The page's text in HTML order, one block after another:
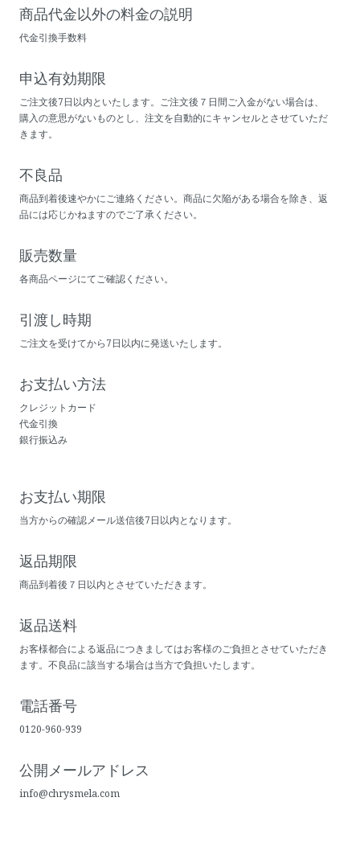
商品代金以外の料金の説明
代金引換手数料
申込有効期限
ご注文後7日以内といたします。ご注文後７日間ご入金がない場合は、
購入の意思がないものとし、注文を自動的にキャンセルとさせていただ
きます。
不良品
商品到着後速やかにご連絡ください。商品に欠陥がある場合を除き、返
品には応じかねますのでご了承ください。
販売数量
各商品ページにてご確認ください。
引渡し時期
ご注文を受けてから7日以内に発送いたします。
お支払い方法
クレジットカード
代金引換
銀行振込み
お支払い期限
当方からの確認メール送信後7日以内となります。
返品期限
商品到着後７日以内とさせていただきます。
返品送料
お客様都合による返品につきましてはお客様のご負担とさせていただき
ます。不良品に該当する場合は当方で負担いたします。
電話番号
0120-960-939
公開メールアドレス
info@chrysmela.com